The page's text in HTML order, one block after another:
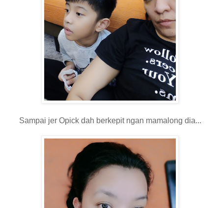
Sampai jer Opick dah berkepit ngan mamalong dia...